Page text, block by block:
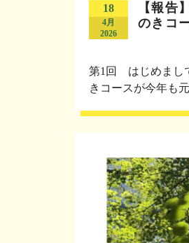
18
4月
2026
【報告
のきコ
第1回 はじめまし
きコースが今年も